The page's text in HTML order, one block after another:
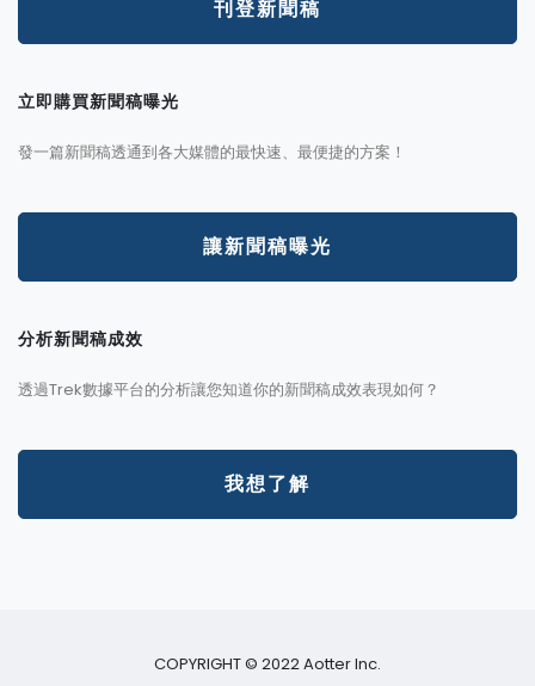
刊登新聞稿
立即購買新聞稿曝光
發一篇新聞稿透通到各大媒體的最快速、最便捷的方案！
讓新聞稿曝光
分析新聞稿成效
透過Trek數據平台的分析讓您知道你的新聞稿成效表現如何？
我想了解
COPYRIGHT © 2022 Aotter Inc.